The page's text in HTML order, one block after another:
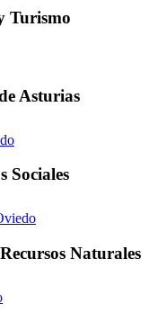
Turismo
Asturias
Sociales
Naturales